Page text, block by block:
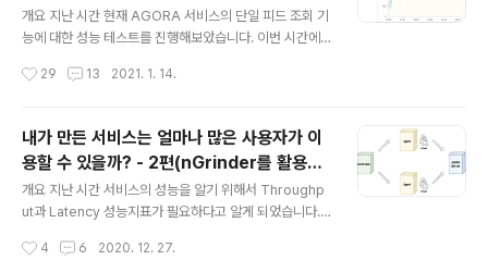
ool)
개요 지난 시간 현재 AGORA 서비스의 단일 피드 조회 기
능에 대한 성능 테스트를 진행해보았습니다. 이번 시간에
보면서 발생하는 성능 변화에 대해 알아보겠습니다. 먼저
n Pool은 무엇일까요? Connection? 연결? 어떤 연결을
의미할까 생각하실 수 있을 것입니다. 여기서 말하는 Con
nection이란 WAS와 데이터베이스 사이의 연결을 의미
합니다. 해당 클라이언트와 서버 사이의 연결을 위해서는
아래 그림과 같이 3-way-handshaking이라는 작업이
을 통해 소켓을 형성하고 통신을 준비하는 과정을 의미..
29 13 2021. 1. 14.
내가 만든 서비스는 얼마나 많은 사용자가 이
용할 수 있을까? - 2편(nGrinder를 활용한
성능테스트)
개요 지난 시간 서비스의 성능을 알기 위해서 Throughp
ut과 Latency 성능지표가 필요하다고 알게 되었습니다.
하를 발생시키는 방법에 대해 알아보겠습니다. 또한 AGO
4 6 2020. 12. 27.